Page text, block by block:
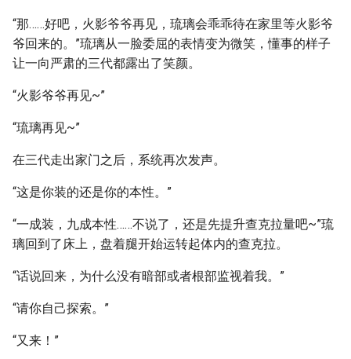
“那……好吧，火影爷爷再见，琉璃会乖乖待在家里等火影爷
爷回来的。”琉璃从一脸委屈的表情变为微笑，懂事的样子
让一向严肃的三代都露出了笑颜。
“火影爷爷再见~”
“琉璃再见~”
在三代走出家门之后，系统再次发声。
“这是你装的还是你的本性。”
“一成装，九成本性……不说了，还是先提升查克拉量吧~”琉
璃回到了床上，盘着腿开始运转起体内的查克拉。
“话说回来，为什么没有暗部或者根部监视着我。”
“请你自己探索。”
“又来！”